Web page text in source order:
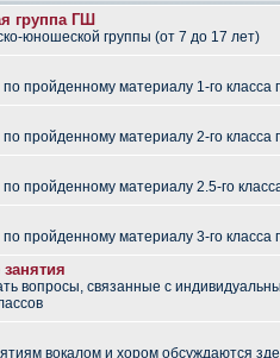
группа ГШ
юношеской группы (от 7 до 17 лет)
пройденному материалу 1-го класса
пройденному материалу 2-го класса
пройденному материалу 2.5-го
пройденному материалу 3-го класса
вопросы, связанные с
вокалом и хором обсуждаются